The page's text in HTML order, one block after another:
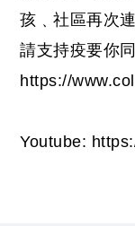
孩﹑社區再次
請支持疫要你
https://
Youtube: